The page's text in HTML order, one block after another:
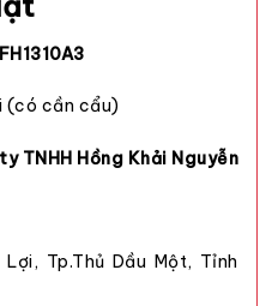
(có cần cẩu)
TNHH Hồng Khải Nguyễn
Lợi, Tp.Thủ Dầu Một, Tỉnh